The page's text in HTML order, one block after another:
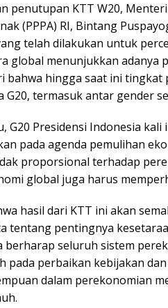
penutupan KTT W20,
(PPPA) RI, Bintang
telah dilakukan untuk
global menunjukkan
bahwa hingga saat ini
G20, termasuk antar gender
G20 Presidensi Indonesia
pada agenda pemulihan
proporsional terhadap
global juga harus
hasil dari KTT ini akan
tentang pentingnya
berharap seluruh sistem
pada perbaikan kebijakan
dalam perekonomian